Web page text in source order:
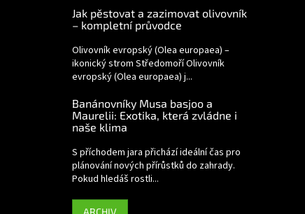
Jak pěstovat a zazimovat olivovník
– kompletní průvodce
Olivovník evropský (Olea europaea) –
ikonický strom Středomoří Olivovník
evropský (Olea europaea) j...
Banánovníky Musa basjoo a
Maurelii: Exotika, která zvládne i
naše klima
S příchodem jara přichází ideální čas pro
plánování nových přírůstků do zahrady.
Pokud hledáš rostli...